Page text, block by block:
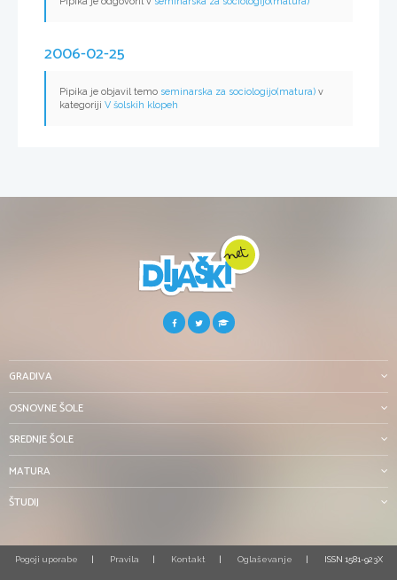
2006-02-25
Pipika je objavil temo seminarska za sociologijo(matura) v
kategoriji V šolskih klopeh
GRADIVA
OSNOVNE ŠOLE
SREDNJE ŠOLE
MATURA
ŠTUDIJ
Pogoji uporabe Pravila Kontakt Oglaševanje ISSN 1581-923X